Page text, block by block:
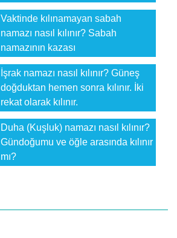
Vaktinde kılınamayan sabah
namazı nasıl kılınır? Sabah
namazının kazası
İşrak namazı nasıl kılınır? Güneş
doğduktan hemen sonra kılınır. İki
rekat olarak kılınır.
Duha (Kuşluk) namazı nasıl kılınır?
Gündoğumu ve öğle arasında kılınır
mı?